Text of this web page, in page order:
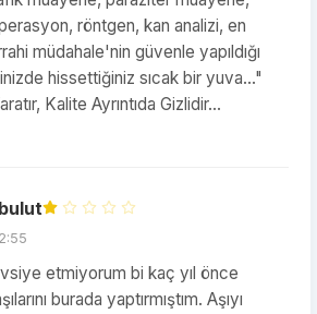
röntgen, kan analizi, en
müdahale'nin güvenle yapıldığı
hissettiğiniz sıcak bir yuva..."
Kalite Ayrıntıda Gizlidir...
etmiyorum bi kaç yıl önce
burada yaptırmıştım. Aşıyı